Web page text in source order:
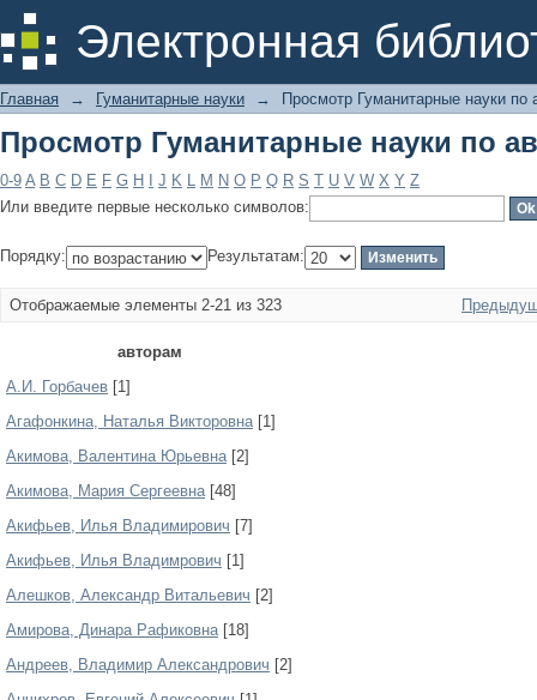
Электронная
Просмотр Гуманитарные науки по
Главная → Гуманитарные науки → Просмотр Гуманитарные науки по
Просмотр Гуманитарные науки по
0-9 A B C D E F G H J K L M N O P Q R S T U V W X Y Z
Или введите первые несколько символов:
Порядку: Результатам:
Отображаемые элементы 2-21 из 323
авторам
А.И. Горбачев [1]
Агафонкина, Наталья Викторовна[1]
Акимова, Валентина Юрьевна[2]
Акимова, Мария Сергеевна[48]
Акифьев, Илья Владимирович [7]
Акифьев, Илья Владимрович [1]
Алешков, Александр Витальевич [2]
Амирова, Динара Рафиковна[18]
Андреев, Владимир Александрович [2]